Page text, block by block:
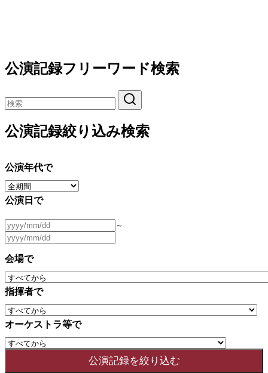
公演記録フリーワード検索
公演記録絞り込み検索
公演年代で
公演日で
～
会場で
指揮者で
オーケストラ等で